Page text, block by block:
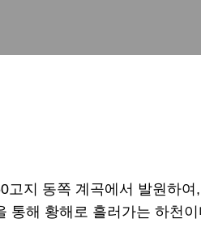
지 동쪽 계곡에서 발원하
해 황해로 흘러가는 하천